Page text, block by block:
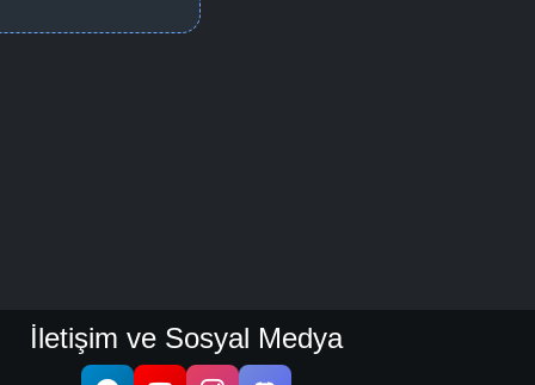
İletişim ve Sosyal Medya